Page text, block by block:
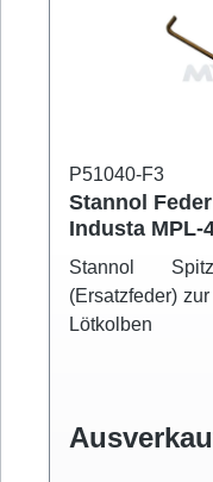
P51040-F3
Stannol
Industa MPL-
Stannol
(Ersatzfeder)
Lötkolben